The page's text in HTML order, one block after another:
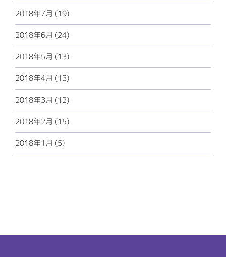
2018年7月 (19)
2018年6月 (24)
2018年5月 (13)
2018年4月 (13)
2018年3月 (12)
2018年2月 (15)
2018年1月 (5)